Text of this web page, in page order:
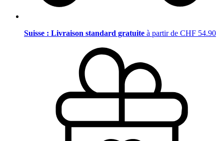
Suisse : Livraison standard gratuite à partir de CHF 54.90